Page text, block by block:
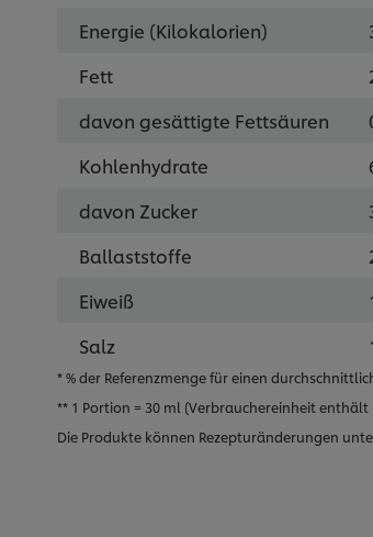
Energie (Kilokalorien)
Fett
davon gesättigte Fettsäuren
Kohlenhydrate
davon Zucker
Ballaststoffe
Eiweiß
Salz
* % der Referenzmenge für einen
** 1 Portion = 30 ml (Verbrauchereinheit enthält
Die Produkte können Rezepturänderungen